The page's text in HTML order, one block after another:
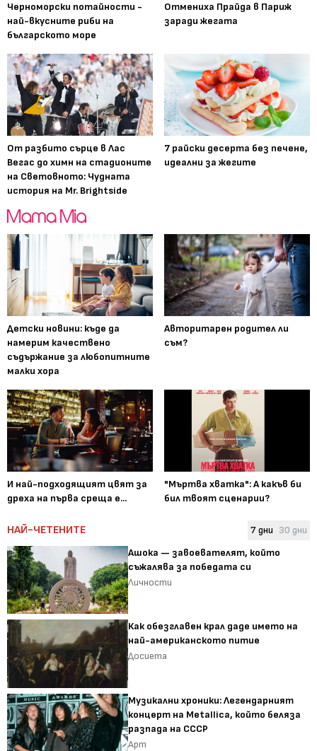
Черноморски потайности -
най-вкусните риби на
българското море
Отмениха Прайда в Париж
заради жегата
От разбито сърце в Лас
Вегас до химн на стадионите
на Световното: Чудната
история на Mr. Brightside
7 райски десерта без печене,
идеални за жегите
Детски новини: къде да
намерим качествено
съдържание за любопитните
малки хора
Авторитарен родител ли
съм?
И най-подходящият цвят за
дреха на първа среща е...
"Мъртва хватка": А какъв би
бил твоят сценарии?
НАЙ-ЧЕТЕНИТЕ 7 дни 30 дни
Ашока — завоевателят, който
съжалява за победата си
Личности
Как обезглавен крал даде името на
най-американското питие
Досиета
Музикални хроники: Легендарният
концерт на Metallica, който беляза
разпада на СССР
Арт